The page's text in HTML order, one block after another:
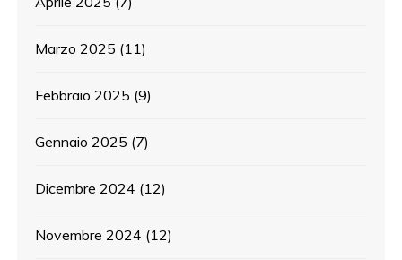
Marzo 2025 (11)
Febbraio 2025 (9)
Gennaio 2025 (7)
Dicembre 2024 (12)
Novembre 2024 (12)